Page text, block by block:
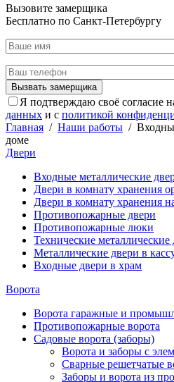
Вызовите замерщика
Бесплатно по Санкт-Петербургу
Я подтверждаю своё согласие
данных и с политикой
Главная / Наши работы /
доме
Двери
Входные металлические
Двери в комнату хранения
Двери в комнату хранения
Противопожарные двери
Противопожарные люки
Технические металлические
Металлические двери в
Входные двери в храм
Ворота
Ворота гаражные и
Противопожарные ворота
Садовые ворота (заборы)
Ворота и заборы с
Сварные решетчатые
Заборы и ворота из